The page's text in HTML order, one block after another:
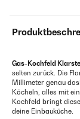
Gas-Kochfeld
selten zurück. Die
Millimeter genau
Köcheln, alles mit
Kochfeld bringt
deine Einbauküche.